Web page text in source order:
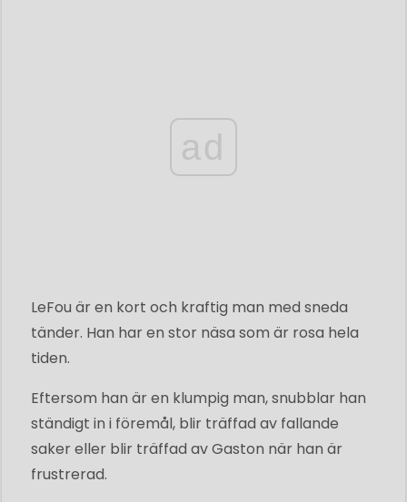
ad
LeFou är en kort och kraftig man med sneda
tänder. Han har en stor näsa som är rosa hela
tiden.
Eftersom han är en klumpig man, snubblar han
ständigt in i föremål, blir träffad av fallande
saker eller blir träffad av Gaston när han är
frustrerad.